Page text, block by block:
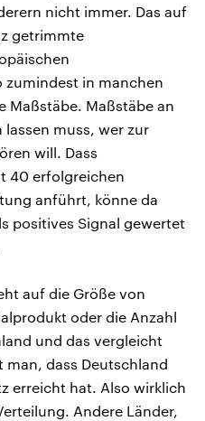
nicht immer. Das auf
getrimmte
zumindest in manchen
Maßstäbe. Maßstäbe an
muss, wer zur
will. Dass
40 erfolgreichen
anführt, könne da
positives Signal gewertet
auf die Größe von
oder die Anzahl
und das vergleicht
dass Deutschland
erreicht hat. Also wirklich
Andere Länder,